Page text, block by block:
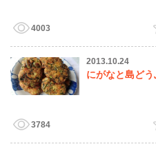
4003
2013.10.24
にがなと島ど
3784